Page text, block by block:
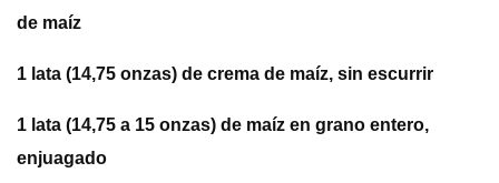
de maíz
1 lata (14,75 onzas) de crema de maíz, sin escurrir
1 lata (14,75 a 15 onzas) de maíz en grano entero,
enjuagado